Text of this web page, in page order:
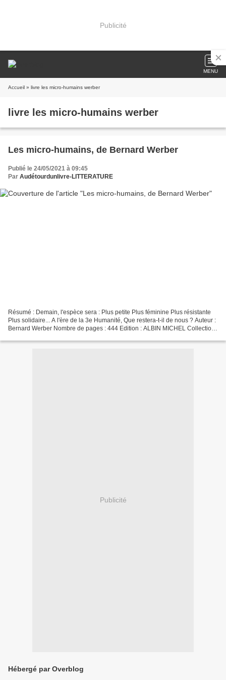
Publicité
MENU
Accueil » livre les micro-humains werber
livre les micro-humains werber
Les micro-humains, de Bernard Werber
Publié le 24/05/2021 à 09:45
Par Audétourdunlivre-LITTERATURE
Résumé : Demain, l'espèce sera : Plus petite Plus féminine Plus résistante
Plus solidaire... A l'ère de la 3e Humanité, Que restera-t-il de nous ? Auteur :
Bernard Werber Nombre de pages : 444 Edition : ALBIN MICHEL Collection :
Publicité
Hébergé par Overblog